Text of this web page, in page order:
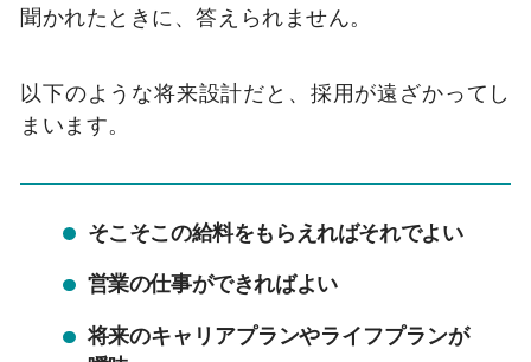
聞かれたときに、答えられません。
以下のような将来設計だと、採用が遠ざかってし
まいます。
そこそこの給料をもらえればそれでよい
営業の仕事ができればよい
将来のキャリアプランやライフプランが